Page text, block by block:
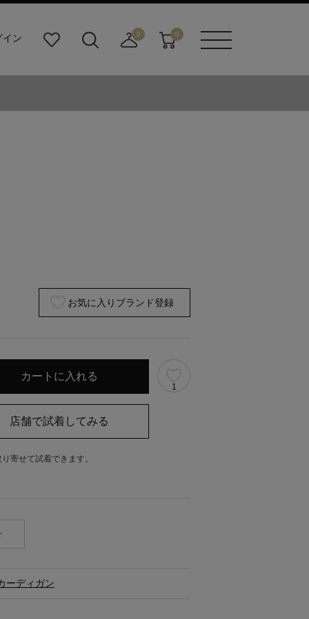
イン
り
ダ
0
寄
0
お気に入りブランド登録
1
寄せて試着できます。
ーディガン